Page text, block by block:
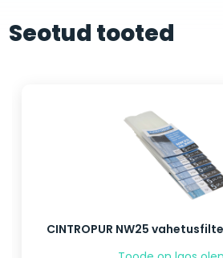
Seotud tooted
CINTROPUR NW25